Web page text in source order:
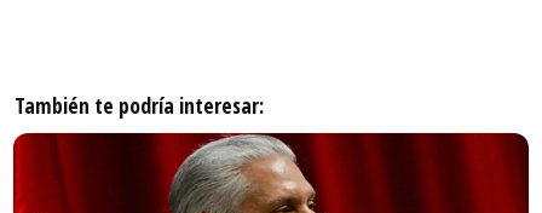
También te podría interesar: